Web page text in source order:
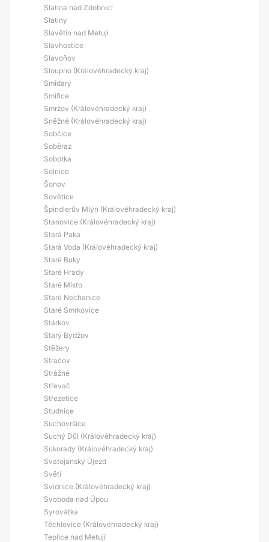
Slatina nad Zdobnicí
Slatiny
Slavětín nad Metuji
Slavhostice
Slavoňov
Sloupno (Královéhradecký kraj)
Smidary
Smiřice
Smržov (Královéhradecký kraj)
Sněžné (Královéhradecký kraj)
Sobčice
Soběraz
Sobotka
Solnice
Šonov
Sovětice
Špindlerův Mlýn (Královéhradecký kraj)
Stanovice (Královéhradecký kraj)
Stará Paka
Stará Voda (Královéhradecký kraj)
Staré Buky
Staré Hrady
Staré Místo
Staré Nechanice
Staré Smrkovice
Stárkov
Starý Bydžov
Stěžery
Stračov
Strážné
Střevač
Střezetice
Studnice
Suchovršice
Suchý Důl (Královéhradecký kraj)
Sukorady (Královéhradecký kraj)
Svatojanský Újezd
Světí
Svídnice (Královéhradecký kraj)
Svoboda nad Úpou
Syrovátka
Těchlovice (Královéhradecký kraj)
Teplice nad Metují